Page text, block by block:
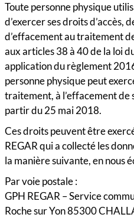
Toute personne physique
d’exercer ses droits d’accès,
d’effacement au traitement
aux articles 38 à 40 de la loi
application du règlement
personne physique peut
traitement, à l’effacement de
partir du 25 mai 2018.
Ces droits peuvent être
REGAR qui a collecté les
la manière suivante, en nous
Par voie postale :
GPH REGAR – Service
Roche sur Yon 85300